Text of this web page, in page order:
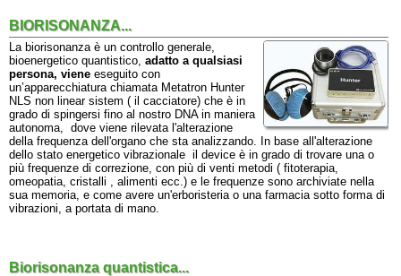
BIORISONANZA...
La biorisonanza è un controllo generale,
bioenergetico quantistico, adatto a qualsiasi
persona, viene eseguito con
un’apparecchiatura chiamata Metatron Hunter
NLS non linear sistem ( il cacciatore) che è in
grado di spingersi fino al nostro DNA in maniera
autonoma, dove viene rilevata l'alterazione
della frequenza dell'organo che sta analizzando. In base all'alterazione
dello stato energetico vibrazionale il device è in grado di trovare una o
più frequenze di correzione, con più di venti metodi ( fitoterapia,
omeopatia, cristalli , alimenti ecc.) e le frequenze sono archiviate nella
sua memoria, e come avere un'erboristeria o una farmacia sotto forma di
vibrazioni, a portata di mano.
Biorisonanza quantistica...